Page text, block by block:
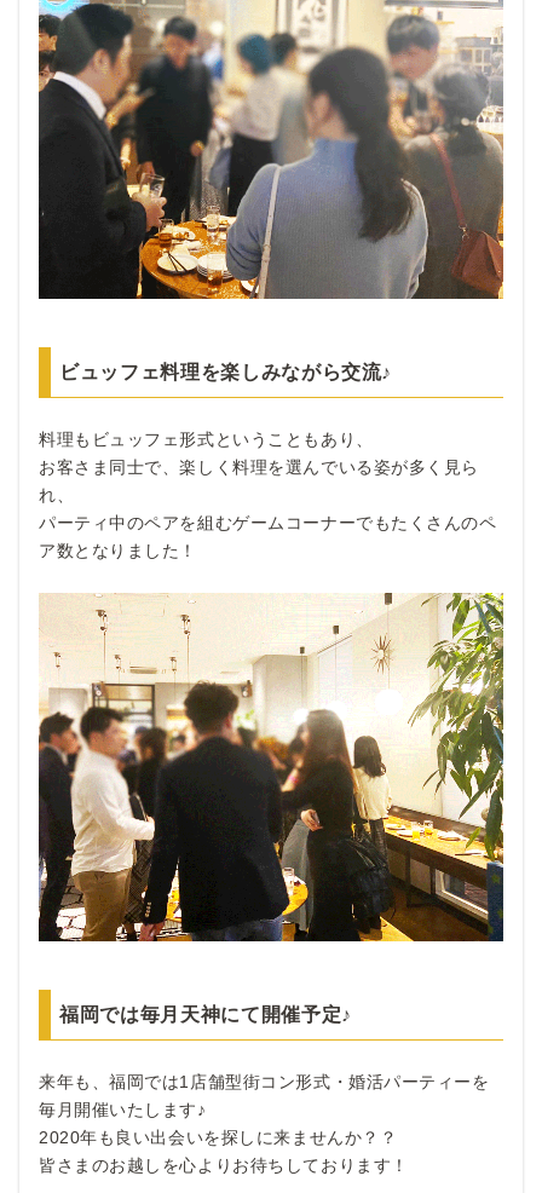
ビュッフェ料理を楽しみながら交流♪
料理もビュッフェ形式ということもあり、
お客さま同士で、楽しく料理を選んでいる姿が多く見ら
れ、
パーティ中のペアを組むゲームコーナーでもたくさんのペ
ア数となりました！
福岡では毎月天神にて開催予定♪
来年も、福岡では1店舗型街コン形式・婚活パーティーを
毎月開催いたします♪
2020年も良い出会いを探しに来ませんか？？
皆さまのお越しを心よりお待ちしております！